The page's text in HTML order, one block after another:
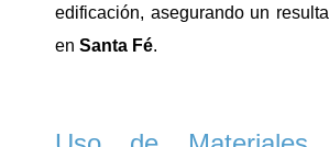
edificación, asegurando un
en Santa Fé.